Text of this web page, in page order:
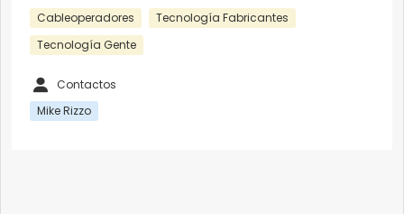
Cableoperadores
Tecnología Fabricantes
Tecnología Gente
Contactos
Mike Rizzo